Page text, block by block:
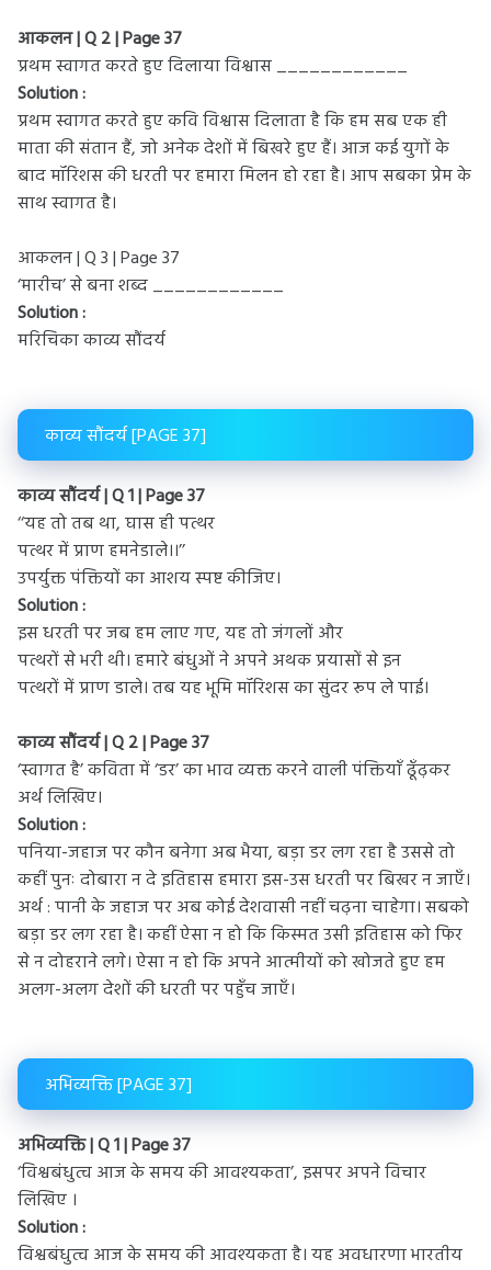
आकलन | Q 2 | Page 37
प्रथम स्वागत करते हुए दिलाया विश्वास ____________
Solution :
प्रथम स्वागत करते हुए कवि विश्वास दिलाता है कि हम सब एक ही
माता की संतान हैं, जो अनेक देशों में बिखरे हुए हैं। आज कई युगों के
बाद मॉरिशस की धरती पर हमारा मिलन हो रहा है। आप सबका प्रेम के
साथ स्वागत है।
आकलन | Q 3 | Page 37
‘मारीच’ से बना शब्द ____________
Solution :
मरिचिका काव्य सौंदर्य
काव्य सौंदर्य [PAGE 37]
काव्य सौंदर्य | Q 1 | Page 37
‘‘यह तो तब था, घास ही पत्थर
पत्थर में प्राण हमनेडाले।।’’
उपर्युक्त पंक्तियों का आशय स्पष्ट कीजिए।
Solution :
इस धरती पर जब हम लाए गए, यह तो जंगलों और
पत्थरों से भरी थी। हमारे बंधुओं ने अपने अथक प्रयासों से इन
पत्थरों में प्राण डाले। तब यह भूमि मॉरिशस का सुंदर रूप ले पाई।
काव्य सौंदर्य | Q 2 | Page 37
‘स्वागत है’ कविता में ‘डर’ का भाव व्यक्त करने वाली पंक्तियाँ ढूँढ़कर
अर्थ लिखिए।
Solution :
पनिया-जहाज पर कौन बनेगा अब भैया, बड़ा डर लग रहा है उससे तो
कहीं पुनः दोबारा न दे इतिहास हमारा इस-उस धरती पर बिखर न जाएँ।
अर्थ : पानी के जहाज पर अब कोई देशवासी नहीं चढ़ना चाहेगा। सबको
बड़ा डर लग रहा है। कहीं ऐसा न हो कि किस्मत उसी इतिहास को फिर
से न दोहराने लगे। ऐसा न हो कि अपने आत्मीयों को खोजते हुए हम
अलग-अलग देशों की धरती पर पहुँच जाएँ।
अभिव्यक्ति [PAGE 37]
अभिव्यक्ति | Q 1 | Page 37
‘विश्वबंधुत्व आज के समय की आवश्यकता’, इसपर अपने विचार
लिखिए ।
Solution :
विश्वबंधुत्व आज के समय की आवश्यकता है। यह अवधारणा भारतीय